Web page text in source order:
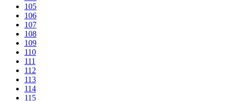
105
106
107
108
109
110
111
112
113
114
115